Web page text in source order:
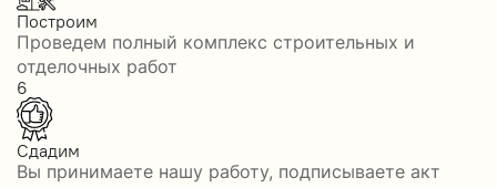
Построим
Проведем полный комплекс строительных и
отделочных работ
6
Сдадим
Вы принимаете нашу работу, подписываете акт